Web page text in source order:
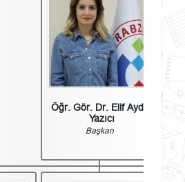
Öğr. Gör. Dr. Elif Aydın
Yazıcı
Başkan